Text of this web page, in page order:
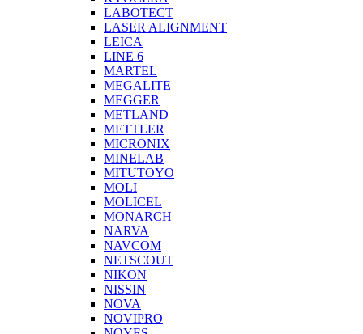
LABOTECT
LASER ALIGNMENT
LEICA
LINE 6
MARTEL
MEGALITE
MEGGER
METLAND
METTLER
MICRONIX
MINELAB
MITUTOYO
MOLI
MOLICEL
MONARCH
NARVA
NAVCOM
NETSCOUT
NIKON
NISSIN
NOVA
NOVIPRO